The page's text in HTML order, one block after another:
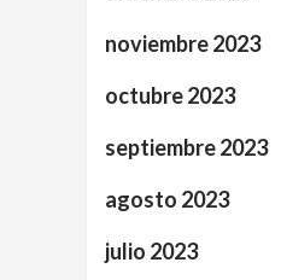
noviembre 2023
octubre 2023
septiembre 2023
agosto 2023
julio 2023